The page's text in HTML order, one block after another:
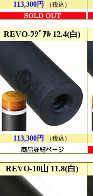
113,300円 （税込）
REVO-ﾗｼﾞｱﾙ 12.4(白)
113,300円 （税込）
REVO-10山 11.8(白)